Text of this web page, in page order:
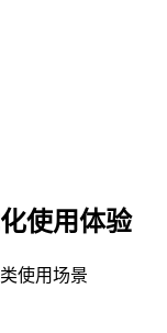
使用体验
使用场景